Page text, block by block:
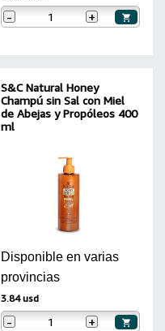
- +
S&C Natural Honey
Champú sin Sal con Miel
de Abejas y Propóleos 400
ml
Disponible en varias
provincias
3.84 usd
- +